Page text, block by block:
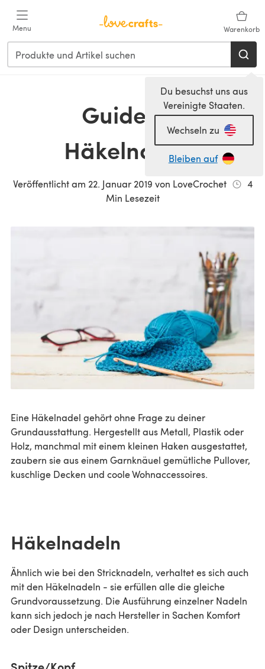
Menu Warenkorb
Du besuchst uns aus
Vereinigte Staaten.
Wechseln zu
Bleiben auf
Guide für
Häkelnadeln
Veröffentlicht am 22. Januar 2019 von LoveCrochet
4
Min Lesezeit
Eine Häkelnadel gehört ohne Frage zu deiner
Grundausstattung. Hergestellt aus Metall, Plastik oder
Holz, manchmal mit einem kleinen Haken ausgestattet,
zaubern sie aus einem Garnknäuel gemütliche Pullover,
kuschlige Decken und coole Wohnaccessoires.
Häkelnadeln
Ähnlich wie bei den Stricknadeln, verhaltet es sich auch
mit den Häkelnadeln - sie erfüllen alle die gleiche
Grundvoraussetzung. Die Ausführung einzelner Nadeln
kann sich jedoch je nach Hersteller in Sachen Komfort
oder Design unterscheiden.